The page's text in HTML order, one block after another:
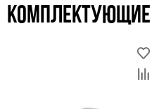
Комплектующие